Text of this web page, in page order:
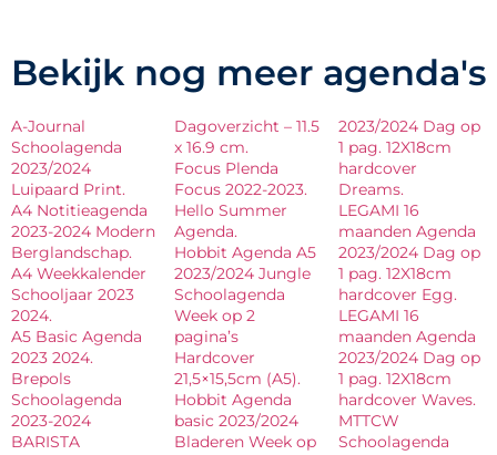
Bekijk nog meer agenda's
A-Journal
Schoolagenda
2023/2024
Luipaard Print.
A4 Notitieagenda
2023-2024 Modern
Berglandschap.
A4 Weekkalender
Schooljaar 2023
2024.
A5 Basic Agenda
2023 2024.
Brepols
Schoolagenda
2023-2024
BARISTA
Dagoverzicht – 11.5
x 16.9 cm.
Focus Plenda
Focus 2022-2023.
Hello Summer
Agenda.
Hobbit Agenda A5
2023/2024 Jungle
Schoolagenda
Week op 2
pagina’s
Hardcover
21,5×15,5cm (A5).
Hobbit Agenda
basic 2023/2024
Bladeren Week op
2023/2024 Dag op
1 pag. 12X18cm
hardcover
Dreams.
LEGAMI 16
maanden Agenda
2023/2024 Dag op
1 pag. 12X18cm
hardcover Egg.
LEGAMI 16
maanden Agenda
2023/2024 Dag op
1 pag. 12X18cm
hardcover Waves.
MTTCW
Schoolagenda